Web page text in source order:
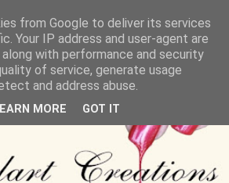
from Google to deliver its services
Your IP address and user-agent are
with performance and security
of service, generate usage
and address abuse.
MORE GOT IT